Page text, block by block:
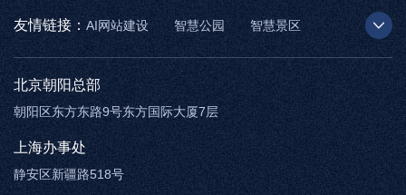
友情链接： AI网站建设 智慧公园
智慧景区
AR太极
智慧博物馆 智能步道
北京朝阳总部
朝阳区东方东路9号东方国际大厦7层
上海办事处
静安区新疆路518号